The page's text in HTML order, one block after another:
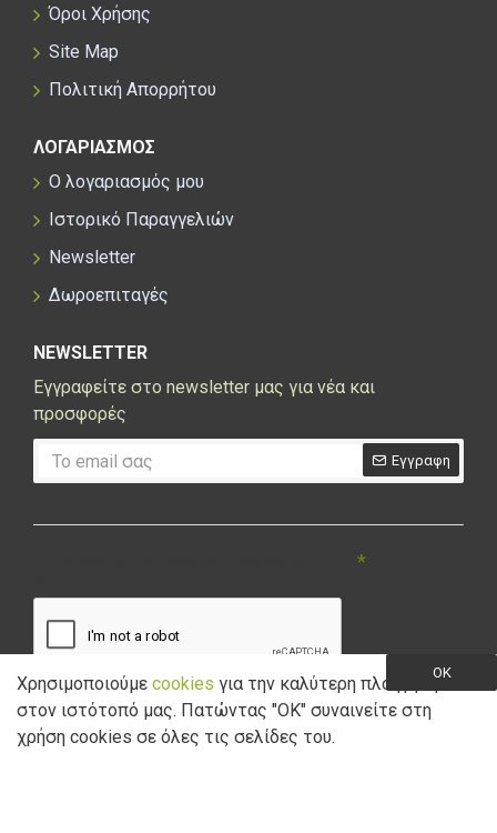
Όροι Χρήσης
Site Map
Πολιτική Απορρήτου
ΛΟΓΑΡΙΑΣΜΟΣ
Ο λογαριασμός μου
Ιστορικό Παραγγελιών
Newsletter
Δωροεπιταγές
NEWSLETTER
Εγγραφείτε στο newsletter μας για νέα και
προσφορές
Εγγραφη
Έχω διαβάσει και αποδέχομαι την Πολιτική Απορρήτου
OK
Χρησιμοποιούμε cookies για την καλύτερη πλοήγηση
στον ιστότοπό μας. Πατώντας "ΟK" συναινείτε στη
χρήση cookies σε όλες τις σελίδες του.